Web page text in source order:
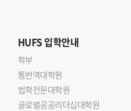
HUFS입학안내
학부
통번역대학원
법학전문대학원
글로벌공공리더십대학원